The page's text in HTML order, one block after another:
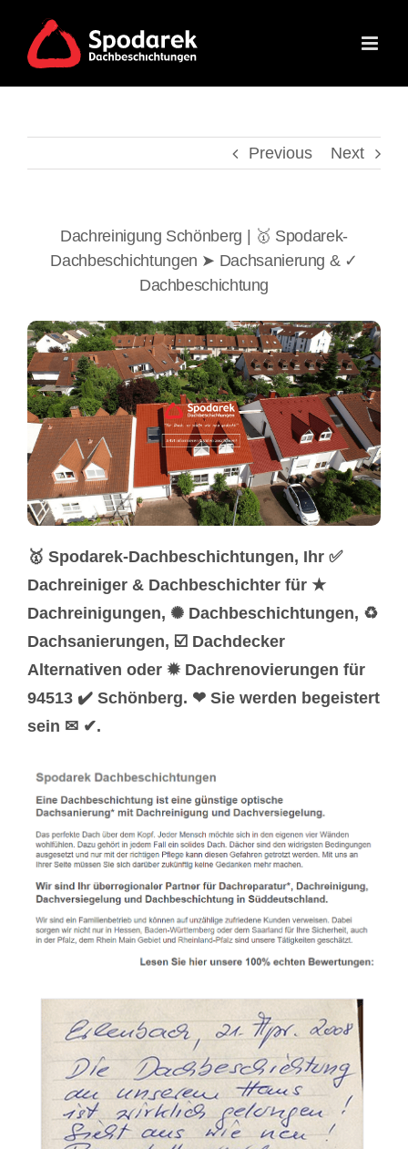
content
Previous Next
Dachreinigung Schönberg | 🥇 Spodarek-
Dachbeschichtungen ➤ Dachsanierung & ✓
Dachbeschichtung
🥇 Spodarek-Dachbeschichtungen, Ihr ✅
Dachreiniger & Dachbeschichter für ★
Dachreinigungen, ✺ Dachbeschichtungen, ♻
Dachsanierungen, ☑️ Dachdecker
Alternativen oder ✹ Dachrenovierungen für
94513 ✔️ Schönberg. ❤ Sie werden begeistert
sein ✉ ✔.